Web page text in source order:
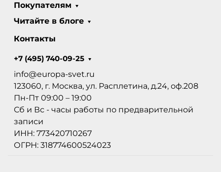
Покупателям
Читайте в блоге
Контакты
+7 (495) 740-09-25
info@europa-svet.ru
123060, г. Москва, ул. Расплетина, д.24, оф.208
Пн-Пт 09:00 – 19:00
Сб и Вс - часы работы по предварительной
записи
ИНН: 773420710267
ОГРН: 318774600524023